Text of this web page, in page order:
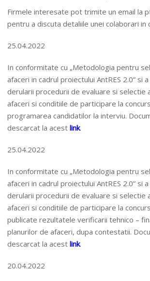
Firmele interesate pot trimite un email la
pentru a discuta detaliile unei colaborari in
25.04.2022
In conformitate cu „Metodologia pentru
afaceri in cadrul proiectului AntRES 2.0” si a
derularii procedurii de evaluare si selectie
afaceri si conditiile de participare la
programarea candidatilor la interviu.
descarcat la acest link.
25.04.2022
In conformitate cu „Metodologia pentru
afaceri in cadrul proiectului AntRES 2.0” si a
derularii procedurii de evaluare si selectie
afaceri si conditiile de participare la
publicate rezultatele verificarii tehnico –
planurilor de afaceri, dupa contestatii.
descarcat la acest link.
20.04.2022